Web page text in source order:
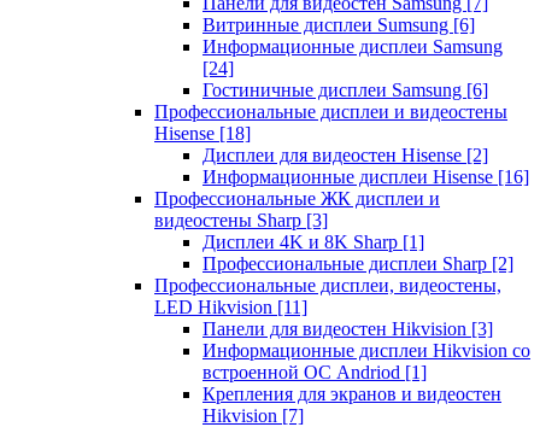
Витринные дисплеи Sumsung [6]
Информационные дисплеи Samsung
[24]
Гостиничные дисплеи Samsung [6]
Профессиональные дисплеи и видеостены
Hisense [18]
Дисплеи для видеостен Hisense [2]
Информационные дисплеи Hisense [16]
Профессиональные ЖК дисплеи и
видеостены Sharp [3]
Дисплеи 4K и 8K Sharp [1]
Профессиональные дисплеи Sharp [2]
Профессиональные дисплеи, видеостены,
LED Hikvision [11]
Панели для видеостен Hikvision [3]
Информационные дисплеи Hikvision со
встроенной ОС Andriod [1]
Крепления для экранов и видеостен
Hikvision [7]